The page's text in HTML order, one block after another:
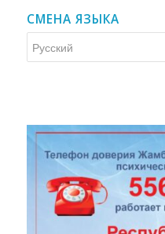
СМЕНА ЯЗЫКА
языка